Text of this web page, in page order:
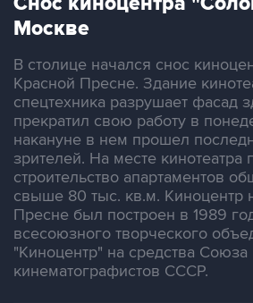
Москве
В столице начался снос
Красной Пресне. Здание
спецтехника разрушает фасад
прекратил свою работу в
накануне в нем прошел
зрителей. На месте кинотеатра
строительство апартаментов
свыше 80 тыс. кв.м. Киноцентр
Пресне был построен в 1989
всесоюзного творческого
"Киноцентр" на средства Союза
кинематографистов СССР.